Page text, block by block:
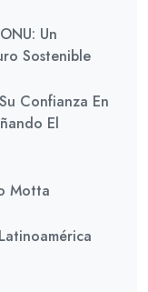
Un
Sostenible
Confianza En
El
Motta